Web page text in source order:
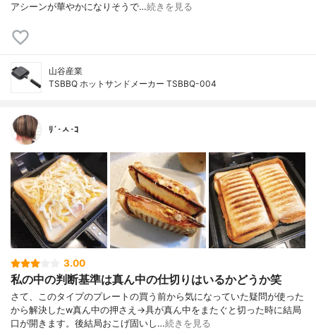
アシーンが華やかになりそうで…続きを見る
山谷産業
TSBBQ ホットサンドメーカー TSBBQ-004
ﾘ´･ㅅ･ｺ
3.00
私の中の判断基準は真ん中の仕切りはいるかどうか笑
さて、このタイプのプレートの買う前から気になっていた疑問が使った
から解決したw真ん中の押さえ→具が真ん中をまたぐと切った時に結局
口が開きます。後結局おこげ固いし…続きを見る